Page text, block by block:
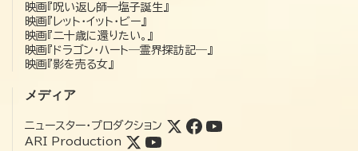
映画『呪い返し師—塩子誕生』
映画『レット・イット・ビー』
映画『二十歳に還りたい。』
映画『ドラゴン・ハート―霊界探訪記―』
映画『影を売る女』
メディア
ニュースター・プロダクション
ARI Production